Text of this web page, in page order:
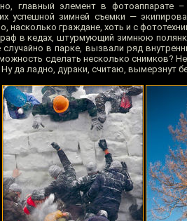
главный элемент в
успешной зимней съемки —
насколько граждане, хоть и с
в кедах, штурмующий зимнюю
в парке, вызвали ряд
сделать несколько снимков?
да ладно, дураки, считаю, вымерзнут